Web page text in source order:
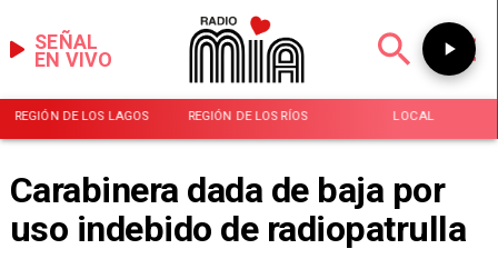
EN VIVO
SEÑAL
REGIÓN DE LOS LAGOS REGIÓN DE LOS RÍOS LOCAL
Carabinera dada de baja por
uso indebido de radiopatrulla